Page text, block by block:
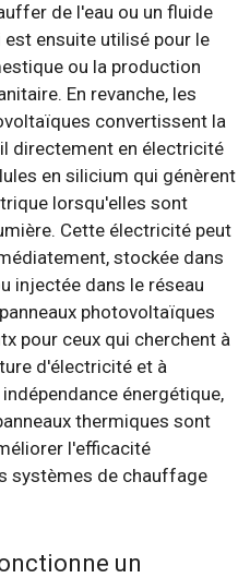
de l'eau ou un fluide
est ensuite utilisé pour le
ou la production
En revanche, les
convertissent la
directement en électricité
en silicium qui génèrent
lorsqu'elles sont
Cette électricité peut
stockée dans
injectée dans le réseau
photovoltaïques
pour ceux qui cherchent à
d'électricité et à
énergétique,
thermiques sont
l'efficacité
systèmes de chauffage
un